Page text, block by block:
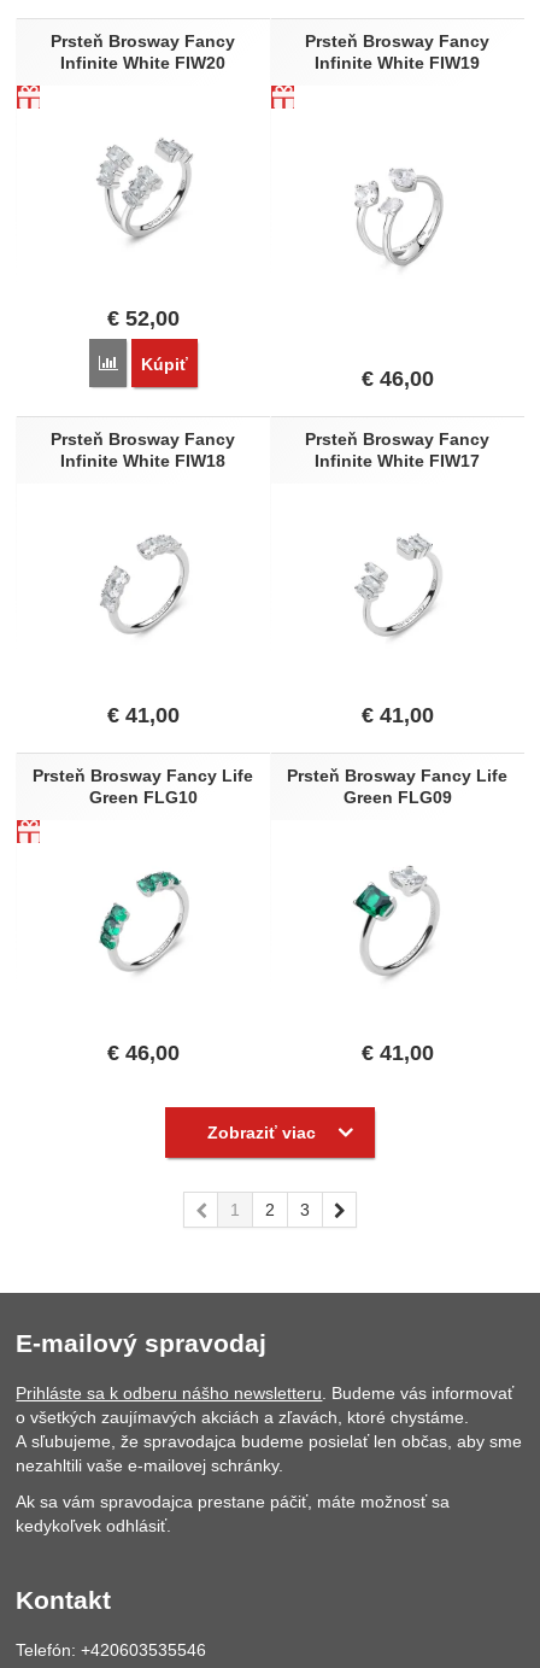
Prsteň Brosway Fancy
Infinite White FIW20
€ 52,00
Porovnať
Kúpiť
Prsteň Brosway Fancy
Infinite White FIW19
€46,00
Prsteň Brosway Fancy
Infinite White FIW18
€ 41,00
Prsteň Brosway Fancy
Infinite White FIW17
€41,00
Prsteň Brosway Fancy Life
Green FLG10
€ 46,00
Prsteň Brosway Fancy Life
Green FLG09
€41,00
Zobraziť viac
predchádzajúca
1 2 3
E-mailový spravodaj
Prihláste sa k odberu nášho newsletteru . Budeme vás informovať
o všetkých zaujímavých akciách a zľavách, ktoré chystáme.
A sľubujeme, že spravodajca budeme posielať len občas, aby sme
nezahltili vaše e-mailovej schránky.
Ak sa vám spravodajca prestane páčiť, máte možnosť sa
kedykoľvek odhlásiť.
Kontakt
Telefón: +420603535546